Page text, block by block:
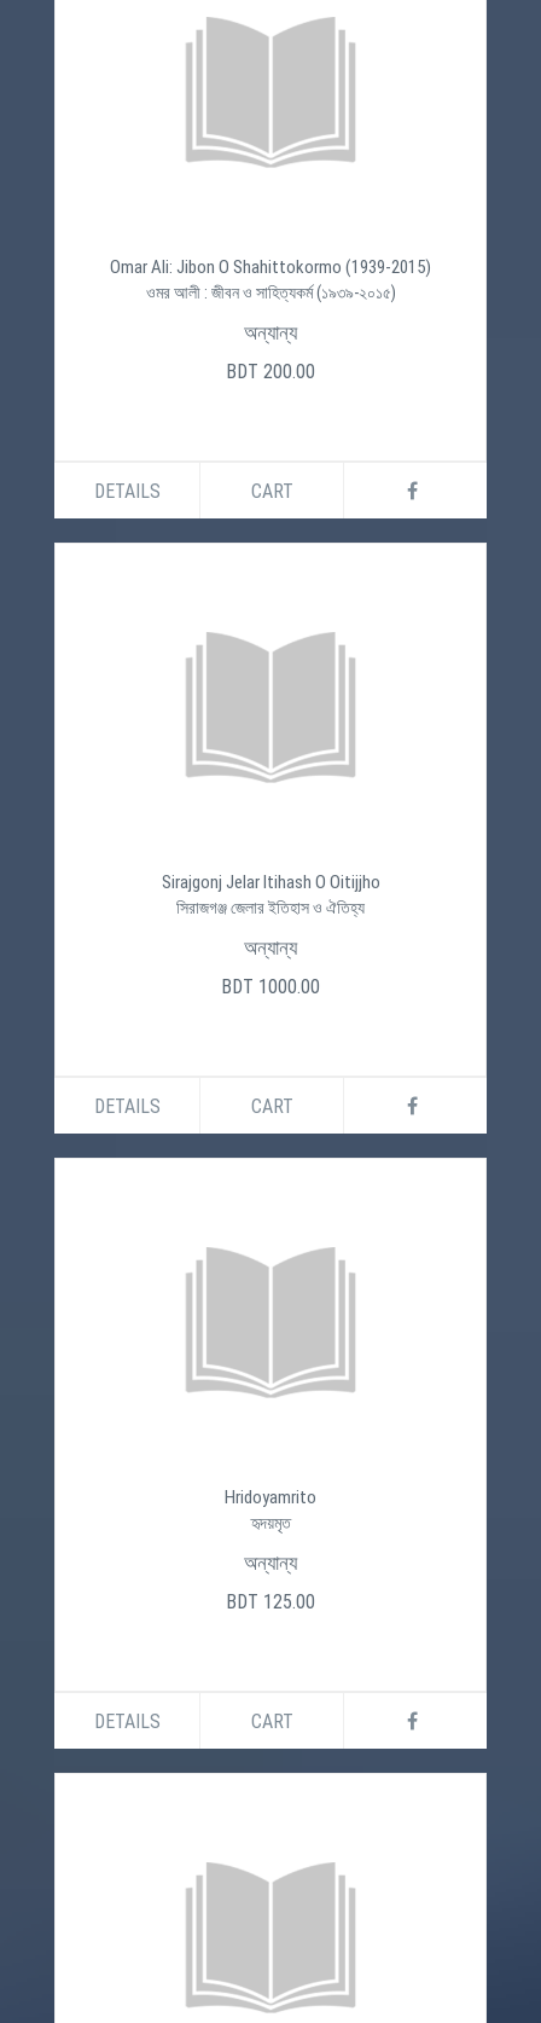
Omar Ali: Jibon O Shahittokormo (1939-2015)
ওমর আলী : জীবন ও সাহিত্যকর্ম (১৯৩৯-২০১৫)
অন্যান্য
BDT 200.00
DETAILS CART
Sirajgonj Jelar Itihash O Oitijjho
সিরাজগঞ্জ জেলার ইতিহাস ও ঐতিহ্য
অন্যান্য
BDT 1000.00
DETAILS CART
Hridoyamrito
হৃদয়মৃত
অন্যান্য
BDT 125.00
DETAILS CART